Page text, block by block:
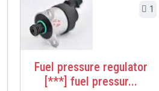
1
Fuel pressure regulator
[***] fuel pressur...